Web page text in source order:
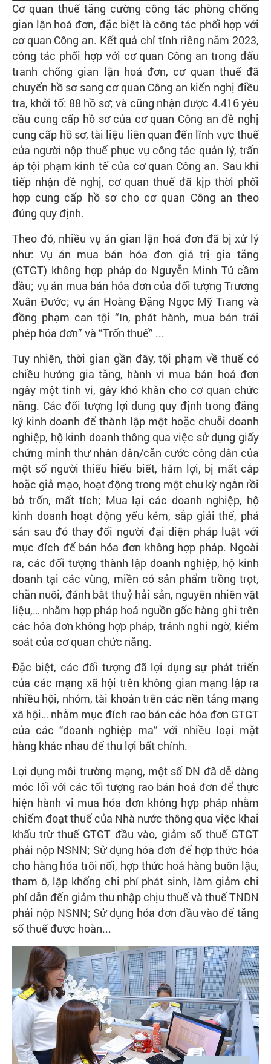
Cơ quan thuế tăng cường công tác phòng chống
gian lận hoá đơn, đặc biệt là công tác phối hợp với
cơ quan Công an. Kết quả chỉ tính riêng năm 2023,
công tác phối hợp với cơ quan Công an trong đấu
tranh chống gian lận hoá đơn, cơ quan thuế đã
chuyển hồ sơ sang cơ quan Công an kiến nghị điều
tra, khởi tố: 88 hồ sơ; và cũng nhận được 4.416 yêu
cầu cung cấp hồ sơ của cơ quan Công an đề nghị
cung cấp hồ sơ, tài liệu liên quan đến lĩnh vực thuế
của người nộp thuế phục vụ công tác quản lý, trấn
áp tội phạm kinh tế của cơ quan Công an. Sau khi
tiếp nhận đề nghị, cơ quan thuế đã kịp thời phối
hợp cung cấp hồ sơ cho cơ quan Công an theo
đúng quy định.
Theo đó, nhiều vụ án gian lận hoá đơn đã bị xử lý
như: Vụ án mua bán hóa đơn giá trị gia tăng
(GTGT) không hợp pháp do Nguyễn Minh Tú cầm
đầu; vụ án mua bán hóa đơn của đối tượng Trương
Xuân Đước; vụ án Hoàng Đặng Ngọc Mỹ Trang và
đồng phạm can tội “In, phát hành, mua bán trái
phép hóa đơn” và “Trốn thuế” ...
Tuy nhiên, thời gian gần đây, tội phạm về thuế có
chiều hướng gia tăng, hành vi mua bán hoá đơn
ngây một tinh vi, gây khó khăn cho cơ quan chức
năng. Các đối tượng lợi dung quy định trong đăng
ký kinh doanh để thành lập một hoặc chuỗi doanh
nghiệp, hộ kinh doanh thông qua việc sử dụng giấy
chứng minh thư nhân dân/căn cước công dân của
một số người thiếu hiểu biết, hám lợi, bị mất cắp
hoặc giả mạo, hoạt động trong một chu kỳ ngắn rồi
bỏ trốn, mất tích; Mua lại các doanh nghiệp, hộ
kinh doanh hoạt động yếu kém, sắp giải thể, phá
sản sau đó thay đổi người đại diện pháp luật với
mục đích để bán hóa đơn không hợp pháp. Ngoài
ra, các đối tượng thành lập doanh nghiệp, hộ kinh
doanh tại các vùng, miền có sản phẩm trồng trọt,
chăn nuôi, đánh bắt thuỷ hải sản, nguyên nhiên vật
liệu,… nhằm hợp pháp hoá nguồn gốc hàng ghi trên
các hóa đơn không hợp pháp, tránh nghi ngờ, kiểm
soát của cơ quan chức năng.
Đặc biệt, các đối tượng đã lợi dụng sự phát triển
của các mạng xã hội trên không gian mạng lập ra
nhiều hội, nhóm, tài khoản trên các nền tảng mạng
xã hội… nhằm mục đích rao bán các hóa đơn GTGT
của các “doanh nghiệp ma” với nhiều loại mặt
hàng khác nhau để thu lợi bất chính.
Lợi dụng môi trường mạng, một số DN đã dễ dàng
móc lối với các tối tượng rao bán hoá đơn để thực
hiện hành vi mua hóa đơn không hợp pháp nhằm
chiếm đoạt thuế của Nhà nước thông qua việc khai
khấu trừ thuế GTGT đầu vào, giảm số thuế GTGT
phải nộp NSNN; Sử dụng hóa đơn để hợp thức hóa
cho hàng hóa trôi nổi, hợp thức hoá hàng buôn lậu,
tham ô, lập khống chi phí phát sinh, làm giảm chi
phí dẫn đến giảm thu nhập chịu thuế và thuế TNDN
phải nộp NSNN; Sử dụng hóa đơn đầu vào để tăng
số thuế được hoàn...